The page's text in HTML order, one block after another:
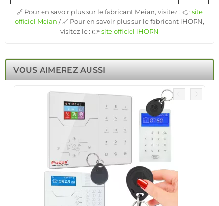
🔗 Pour en savoir plus sur le fabricant Meian, visitez : 👉site
officiel Meian / 🔗 Pour en savoir plus sur le fabricant iHORN,
visitez le : 👉site officiel iHORN
VOUS AIMEREZ AUSSI